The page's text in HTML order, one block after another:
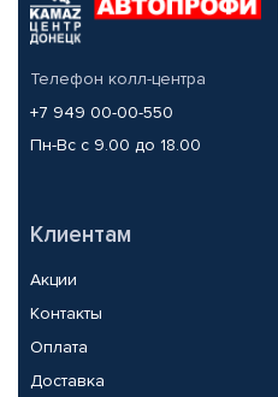
Телефон колл-центра
+7 949 00-00-550
Пн-Вс с 9.00 до 18.00
Клиентам
Акции
Контакты
Оплата
Доставка